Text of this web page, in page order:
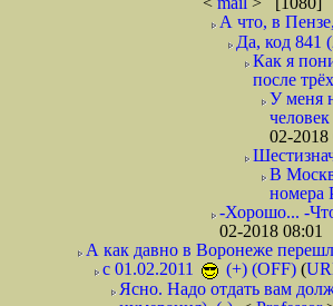
А что, в
Да, код 841
Как я
после
У меня
02-2018
В
номера
-Хорошо... -
02-2018 08:01
А как давно в Воронеже
с 01.02.2011
(+) (OFF) (
Ясно. Надо отдать вам